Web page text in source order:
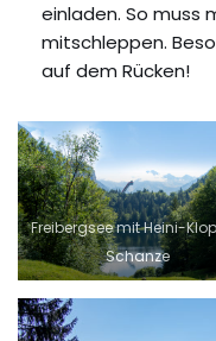
einladen. So muss
mitschleppen.
auf dem Rücken!
Freibergsee mit Heini-
Schanze